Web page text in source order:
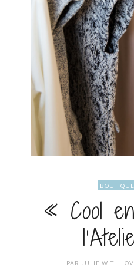
« Cool
PAR JULIE WITH